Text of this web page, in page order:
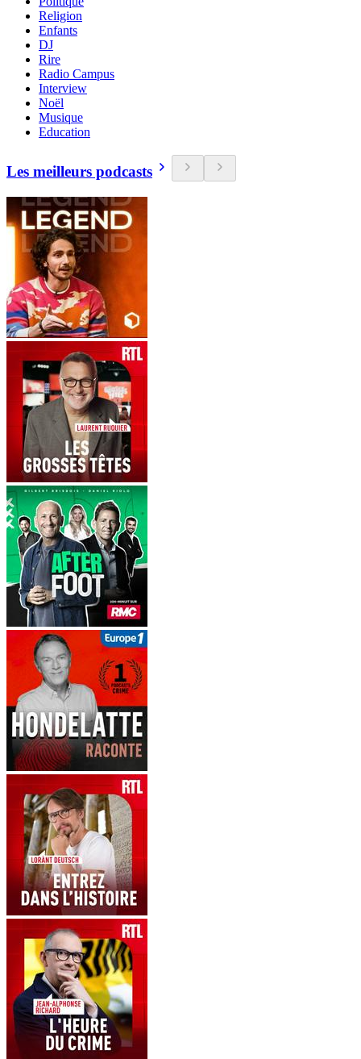
Religion
Enfants
DJ
Rire
Radio Campus
Interview
Noël
Musique
Education
Les meilleurs podcasts